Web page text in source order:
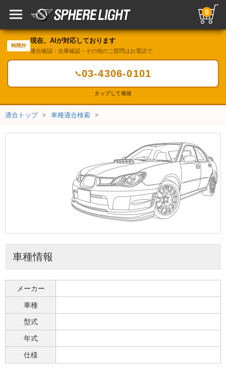
0
時間外
現在、AIが対応しております
適合確認・在庫確認・その他のご質問はお電話で
📞03-4306-0101
タップして発信
適合トップ 車種適合検索
車種情報
メーカー
車種
型式
年式
仕様